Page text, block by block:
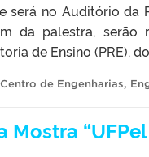
será no Auditório da
da palestra,
de Ensino (PRE),
Centro de Engenharias,
Mostra